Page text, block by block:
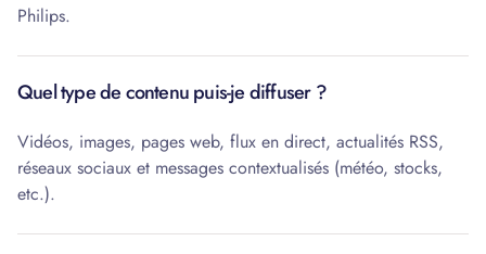
Philips.
Quel type de contenu puis-je diffuser ?
Vidéos, images, pages web, flux en direct, actualités RSS,
réseaux sociaux et messages contextualisés (météo, stocks,
etc.).